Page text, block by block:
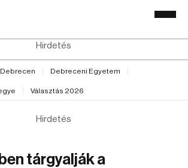
Hirdetés
Debrecen Debreceni Egyetem
Választás 2026
Hirdetés
tárgyalják a